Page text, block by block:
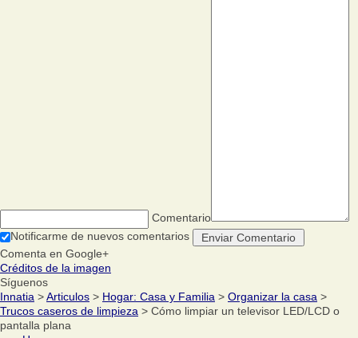
Comentario
Notificarme de nuevos comentarios
Comenta en Google+
Créditos de la imagen
Síguenos
Innatia >Articulos > Hogar: Casa y Familia > Organizar la casa >
Trucos caseros de limpieza > Cómo limpiar un televisor LED/LCD o
pantalla plana